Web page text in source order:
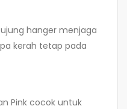
hanger menjaga
kerah tetap pada
Pink cocok untuk